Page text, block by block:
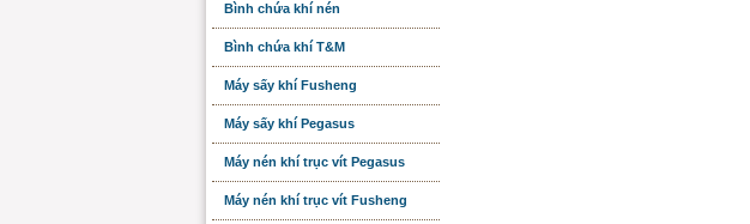
Bình chứa khí nén
Bình chứa khí T&M
Máy sấy khí Fusheng
Máy sấy khí Pegasus
Máy nén khí trục vít Pegasus
Máy nén khí trục vít Fusheng